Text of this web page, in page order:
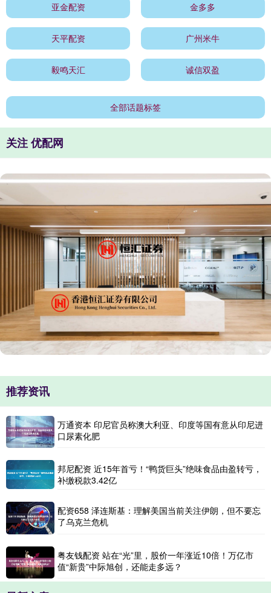
亚金配资 金多多
天平配资 广州米牛
毅鸣天汇 诚信双盈
全部话题标签
关注 优配网
推荐资讯
万通资本 印尼官员称澳大利亚、印度等国有意从印尼进
口尿素化肥
邦尼配资 近15年首亏！“鸭货巨头”绝味食品由盈转亏，
补缴税款3.42亿
配资658 泽连斯基：理解美国当前关注伊朗，但不要忘
了乌克兰危机
粤友钱配资 站在“光”里，股价一年涨近10倍！万亿市
值“新贵”中际旭创，还能走多远？